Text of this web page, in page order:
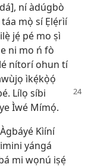
ní àdúgbò
mọ̀ sí Ẹlẹ́rìí
jẹ́ pé mo ṣì
ni mo ń fò
nítorí ohun tí
ìkẹ́kọ̀ọ́
Lílọ síbi
Ìwé Mímọ́.
Kìíní
yángá
mi wọnú iṣẹ́